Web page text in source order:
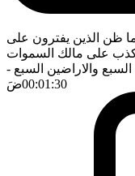
ظن الذين يفترون على
الكذب على مالك السموات
والاراضين السبع -
00:01:30ضَ